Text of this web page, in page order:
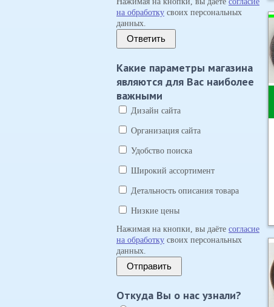
на обработку своих персональных
данных.
Ответить
Какие параметры магазина
являются для Вас наиболее
важными
Дизайн сайта
Организация сайта
Удобство поиска
Широкий ассортимент
Детальность описания товара
Низкие цены
Нажимая на кнопки, вы даёте согласие
на обработку своих персональных
данных.
Отправить
Откуда Вы о нас узнали?